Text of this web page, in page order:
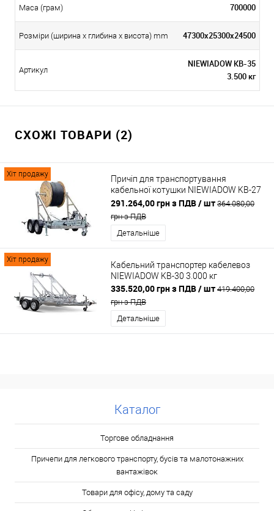
Маса (грам) 700000
Розміри (ширина х глибина х висота) mm 47300x25300x24500
Артикул
NIEWIADOW KB-35
3.500 кг
СХОЖІ ТОВАРИ (2)
Хіт продажу
Причіп для транспортування
кабельної котушки NIEWIADOW KB-27
2.700 кг
291.264,00 грн з ПДВ/ шт 364.080,00
грн з ПДВ
Детальніше
Хіт продажу
Кабельний транспортер кабелевоз
NIEWIADOW KB-30 3.000 кг
335.520,00 грн з ПДВ/ шт 419.400,00
грн з ПДВ
Детальніше
Каталог
Торгове обладнання
Причепи для легкового транспорту, бусів та малотонажних
вантажівок
Товари для офісу, дому та саду